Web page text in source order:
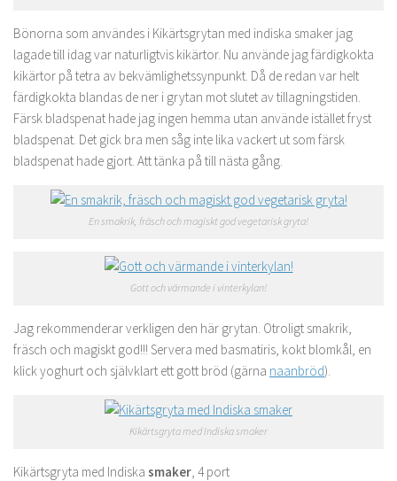
Bönorna som användes i Kikärtsgrytan med indiska smaker jag
lagade till idag var naturligtvis kikärtor. Nu använde jag färdigkokta
kikärtor på tetra av bekvämlighetssynpunkt. Då de redan var helt
färdigkokta blandas de ner i grytan mot slutet av tillagningstiden.
Färsk bladspenat hade jag ingen hemma utan använde istället fryst
bladspenat. Det gick bra men såg inte lika vackert ut som färsk
bladspenat hade gjort. Att tänka på till nästa gång.
En smakrik, fräsch och magiskt god vegetarisk gryta!
Gott och värmande i vinterkylan!
Jag rekommenderar verkligen den här grytan. Otroligt smakrik,
fräsch och magiskt god!!! Servera med basmatiris, kokt blomkål, en
klick yoghurt och självklart ett gott bröd (gärna naanbröd).
Kikärtsgryta med Indiska smaker
Kikärtsgryta med Indiska smaker, 4 port